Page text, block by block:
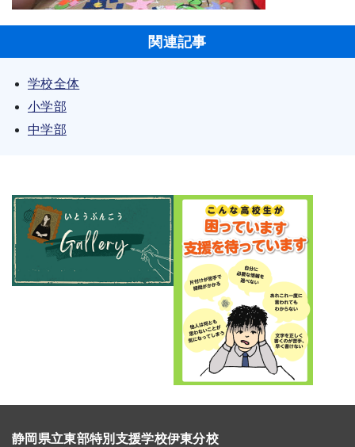
関連記事
学校全体
小学部
中学部
静岡県立東部特別支援学校伊東分校